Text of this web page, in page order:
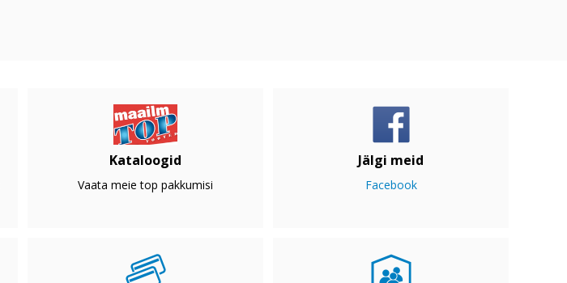
Kataloogid
Vaata meie top pakkumisi
Jälgi meid
Facebook